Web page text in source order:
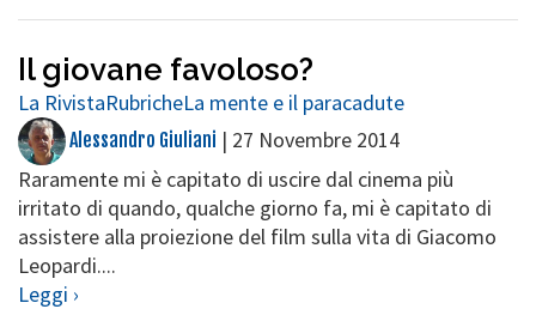
Il giovane favoloso?
La RivistaRubricheLa mente e il paracadute
Alessandro Giuliani | 27 Novembre 2014
Raramente mi è capitato di uscire dal cinema più
irritato di quando, qualche giorno fa, mi è capitato di
assistere alla proiezione del film sulla vita di Giacomo
Leopardi....
Leggi ›